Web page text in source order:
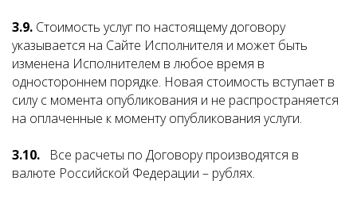
3.9. Стоимость услуг по настоящему договору
указывается на Сайте Исполнителя и может быть
изменена Исполнителем в любое время в
одностороннем порядке. Новая стоимость вступает в
силу с момента опубликования и не распространяется
на оплаченные к моменту опубликования услуги.
3.10.
Все расчеты по Договору производятся в
валюте Российской Федерации – рублях.